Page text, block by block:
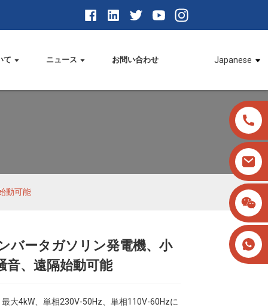
て ニュース お問い合わせ Japanese
動可能
Loading...
Loading... Loading...
Loading...
バータガソリン発電機、小
音、遠隔始動可能
最大4kW、単相230V-50Hz、単相110V-60Hzに